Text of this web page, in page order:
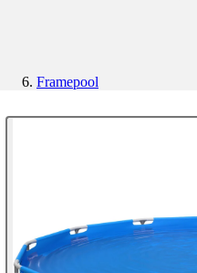
Framepool